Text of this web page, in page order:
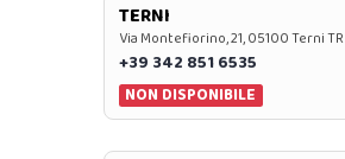
TERNI
Via Montefiorino, 21, 05100 Terni TR
+39 342 851 6535
NON DISPONIBILE